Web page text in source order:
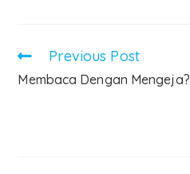
Previous Post
Membaca Dengan Mengeja?